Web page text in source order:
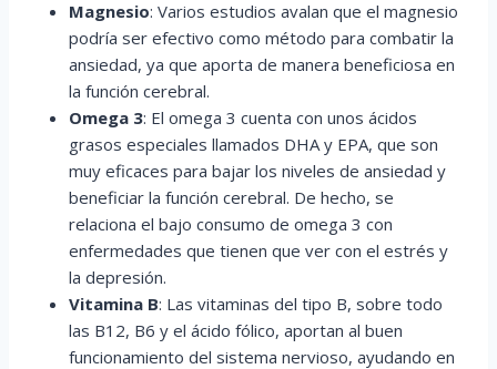
Magnesio: Varios estudios avalan que el magnesio
podría ser efectivo como método para combatir la
ansiedad, ya que aporta de manera beneficiosa en
la función cerebral.
Omega 3: El omega 3 cuenta con unos ácidos
grasos especiales llamados DHA y EPA, que son
muy eficaces para bajar los niveles de ansiedad y
beneficiar la función cerebral. De hecho, se
relaciona el bajo consumo de omega 3 con
enfermedades que tienen que ver con el estrés y
la depresión.
Vitamina B: Las vitaminas del tipo B, sobre todo
las B12, B6 y el ácido fólico, aportan al buen
funcionamiento del sistema nervioso, ayudando en